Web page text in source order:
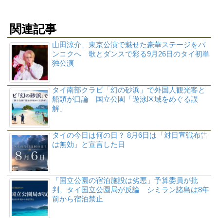
関連記事
山田涼介、東京公演で魅せた豪華ステージをバ
ンコクへ 歌とダンスで彩る9月26日のタイ初単
独公演
タイ南部クラビ「幻の砂浜」で外国人観光客と
船頭が口論 国立公園「遊泳区域をめぐる誤
解」
タイの今日は何の日？ 8月6日は「対日宣戦布告
は無効」と宣言した日
「国立公園の宿泊施設は劣悪」予算委員が批
判、タイ国立公園局が反論 シミラン諸島は8年
前から宿泊禁止